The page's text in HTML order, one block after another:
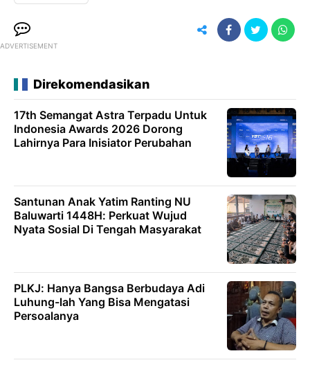
ADVERTISEMENT
Direkomendasikan
17th Semangat Astra Terpadu Untuk
Indonesia Awards 2026 Dorong
Lahirnya Para Inisiator Perubahan
Santunan Anak Yatim Ranting NU
Baluwarti 1448H: Perkuat Wujud
Nyata Sosial Di Tengah Masyarakat
PLKJ: Hanya Bangsa Berbudaya Adi
Luhung-lah Yang Bisa Mengatasi
Persoalanya